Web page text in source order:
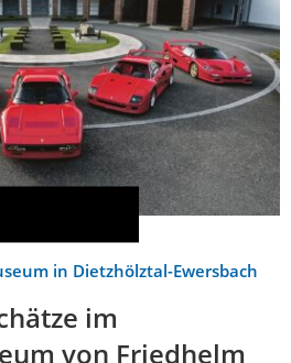
in Dietzhölztal-Ewersbach
im
von Friedhelm